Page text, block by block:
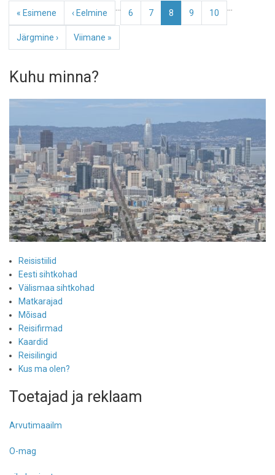
nädalavahetuseks:
seda
imelist
täiesti
Pagination
Esimene
leht
« Esimene
Eelmine
leht
‹ Eelmine Page
6 Page
7
Eesolev
leht
8 Page
9 Page
10
Järgmine
leht
Järgmine ›
Viimane
leht
Viimane »
Kuhu minna?
Reisistiilid
Eesti sihtkohad
Välismaa sihtkohad
Matkarajad
Mõisad
Reisifirmad
Kaardid
Reisilingid
Kus ma olen?
Toetajad ja reklaam
Arvutimaailm
O-mag